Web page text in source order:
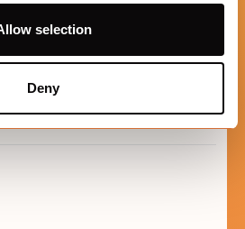
selection
Deny
les plus élevées